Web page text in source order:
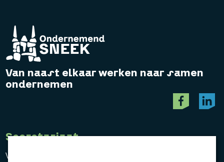
Van naast elkaar werken naar samen
ondernemen
Secretariaat
Vereniging Ondernemend Sneek